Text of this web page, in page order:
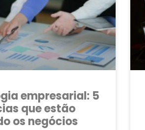
empresarial: 5
que estão
os negócios